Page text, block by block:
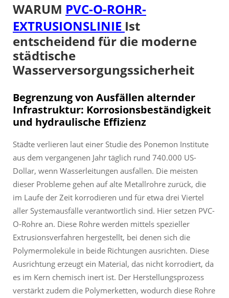
WARUM PVC-O-ROHR-
EXTRUSIONSLINIE Ist
entscheidend für die moderne
städtische
Wasserversorgungssicherheit
Begrenzung von Ausfällen alternder
Infrastruktur: Korrosionsbeständigkeit
und hydraulische Effizienz
Städte verlieren laut einer Studie des Ponemon Institute
aus dem vergangenen Jahr täglich rund 740.000 US-
Dollar, wenn Wasserleitungen ausfallen. Die meisten
dieser Probleme gehen auf alte Metallrohre zurück, die
im Laufe der Zeit korrodieren und für etwa drei Viertel
aller Systemausfälle verantwortlich sind. Hier setzen PVC-
O-Rohre an. Diese Rohre werden mittels spezieller
Extrusionsverfahren hergestellt, bei denen sich die
Polymermoleküle in beide Richtungen ausrichten. Diese
Ausrichtung erzeugt ein Material, das nicht korrodiert, da
es im Kern chemisch inert ist. Der Herstellungsprozess
verstärkt zudem die Polymerketten, wodurch diese Rohre